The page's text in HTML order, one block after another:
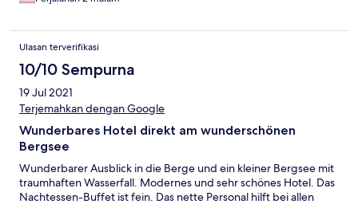
Ulasan terverifikasi
10/10 Sempurna
19 Jul 2021
Terjemahkan dengan Google
Wunderbares Hotel direkt am wunderschönen
Bergsee
Wunderbarer Ausblick in die Berge und ein kleiner Bergsee mit
traumhaften Wasserfall. Modernes und sehr schönes Hotel. Das
Nachtessen-Buffet ist fein. Das nette Personal hilft bei allen